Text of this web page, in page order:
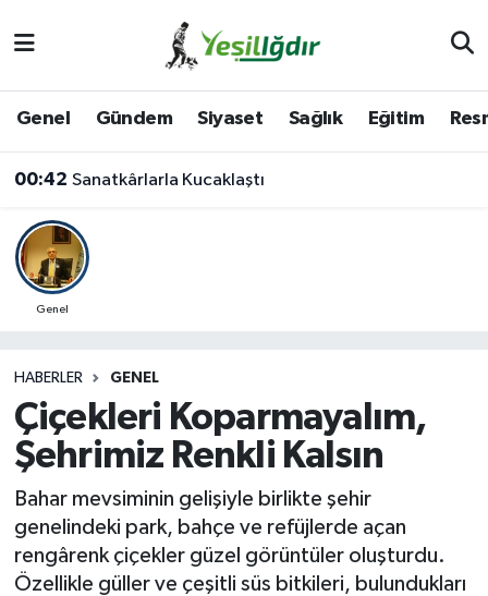
Genel Gündem Siyaset Sağlık Eğitim
00:42 Sanatkârlarla Kucaklaştı
Genel
HABERLER GENEL
Çiçekleri Koparmayalım,
Şehrimiz Renkli Kalsın
Bahar mevsiminin gelişiyle birlikte şehir
genelindeki park, bahçe ve refüjlerde açan
rengârenk çiçekler güzel görüntüler oluşturdu.
Özellikle güller ve çeşitli süs bitkileri, bulundukları
Iğdır Trafik Yoğunluk Haritası
Süper Lig Puan Durumu ve Fikstür
Son Dakika Haberleri
Haber Arşivi